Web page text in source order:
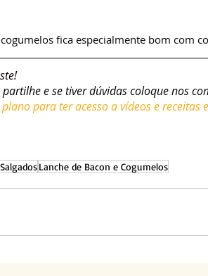
fica especialmente bom com
e se tiver dúvidas coloque nos
para ter acesso a vídeos e receitas
SalgadosLanche de Bacon e Cogumelos